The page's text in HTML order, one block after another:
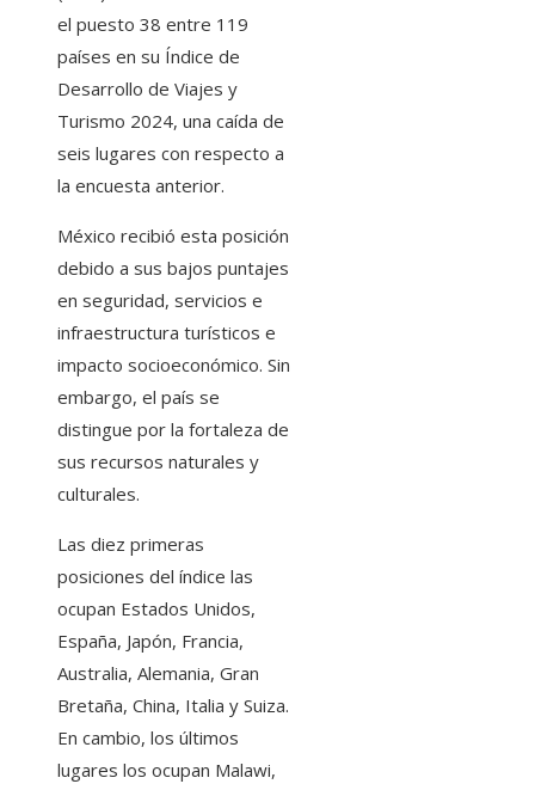
el puesto 38 entre 119
países en su Índice de
Desarrollo de Viajes y
Turismo 2024, una caída de
seis lugares con respecto a
la encuesta anterior.
México recibió esta posición
debido a sus bajos puntajes
en seguridad, servicios e
infraestructura turísticos e
impacto socioeconómico. Sin
embargo, el país se
distingue por la fortaleza de
sus recursos naturales y
culturales.
Las diez primeras
posiciones del índice las
ocupan Estados Unidos,
España, Japón, Francia,
Australia, Alemania, Gran
Bretaña, China, Italia y Suiza.
En cambio, los últimos
lugares los ocupan Malawi,